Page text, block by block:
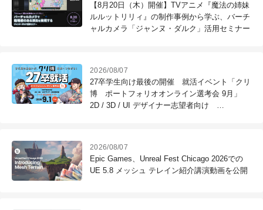
【8月20日（木）開催】TVアニメ『魔法の姉妹
ルルットリリィ』の制作事例から学ぶ、バーチ
ャルカメラ「ジャンヌ・ダルク」活用セミナー
2026/08/07
27卒学生向け最後の開催 就活イベント「クリ
博 ポートフォリオオンライン選考会 9月」
2D / 3D / UI デザイナー志望者向け
2026/08/07
Epic Games、Unreal Fest Chicago 2026での
UE 5.8 メッシュ テレイン紹介講演動画を公開